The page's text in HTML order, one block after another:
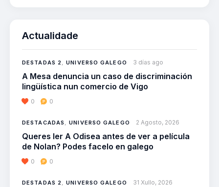
Actualidade
DESTADAS 2 ,UNIVERSO GALEGO 3 días ago
A Mesa denuncia un caso de discriminación
lingüística nun comercio de Vigo
0 0
DESTACADAS ,UNIVERSO GALEGO 2 Agosto, 2026
Queres ler A Odisea antes de ver a película
de Nolan? Podes facelo en galego
0 0
DESTADAS 2 ,UNIVERSO GALEGO 31 Xullo, 2026